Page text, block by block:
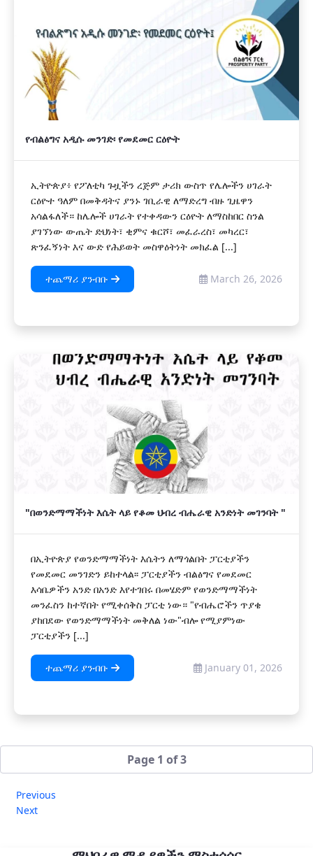
የብልፅግና አዲሱ መንገድ፡ የመደመር ርዕዮት
ኢትዮጵያ፥ የፖለቲካ ጉዟችን ረጅም ታሪክ ውስጥ የሌሎችን ሀገራት
ርዕዮተ ዓለም በመቅዳትና ያንኑ ገቢራዊ ለማድረግ ብዙ ጊዜዋን
አሳልፋለች። ከሌሎች ሀገራት የተቀዳውን ርዕዮት ለማስከበር ስንል
ያገኘነው ውጤት ድህነት፣ ቂምና ቁርሾ፣ መፈራረስ፣ መካረር፣
ጽንፈኝነት እና ውድ የሕይወት መስዋዕትነት መክፈል [...]
ተጨማሪ ያንብቡ March 26, 2026
"በወንድማማችነት እሴት ላይ የቆመ ህብረ ብሔራዊ አንድነት መገንባት "
በኢትዮጵያ የወንድማማችነት እሴትን ለማጎልበት ፓርቲያችን
የመደመር መንገድን ይከተላል፡፡ ፓርቲያችን ብልፅግና የመደመር
እሳቤዎችን አንድ በአንድ እየተገበሩ በመሄድም የወንድማማችነት
መንፈስን ከተኛበት የሚቀሰቅስ ፓርቲ ነው። "የብሔሮችን ጥያቄ
ያከበደው የወንድማማችነት መቅለል ነው"ብሎ የሚያምነው
ፓርቲያችን [...]
ተጨማሪ ያንብቡ January 01, 2026
Page 1 of 3
Previous
Next